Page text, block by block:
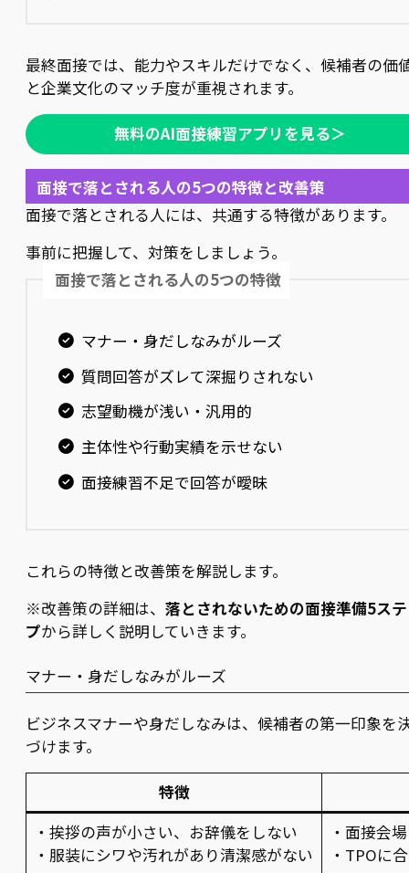
最終面接では、能力やスキルだけでなく、候補者の価
と企業文化のマッチ度が重視されます。
無料のAI面接練習アプリを見る＞
面接で落とされる人の5つの特徴と改善策
面接で落とされる人には、共通する特徴があります。
事前に把握して、対策をしましょう。
面接で落とされる人の5つの特徴
マナー・身だしなみがルーズ
質問回答がズレて深掘りされない
志望動機が浅い・汎用的
主体性や行動実績を示せない
面接練習不足で回答が曖昧
これらの特徴と改善策を解説します。
※改善策の詳細は、 落とされないための面接準備5ス
プから詳しく説明していきます。
マナー・身だしなみがルーズ
ビジネスマナーや身だしなみは、候補者の第一印象を
づけます。
特徴
・挨拶の声が小さい、お辞儀をしない
・服装にシワや汚れがあり清潔感がない
・面接会
・TPOに